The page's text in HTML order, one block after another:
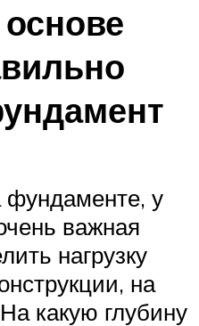
у
важная
нагрузку
на
какую глубину